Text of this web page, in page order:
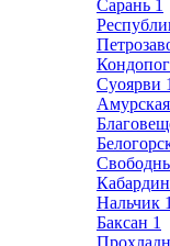
Сарань 1
Суоярви 1
Нальчик
Баксан 1